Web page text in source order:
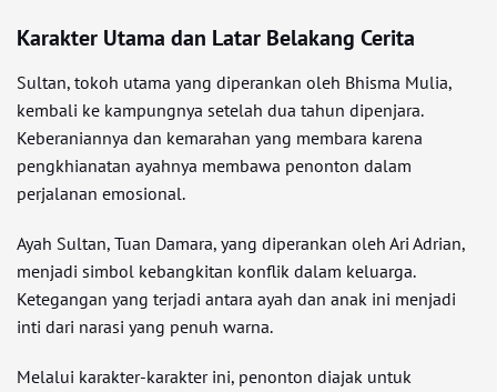
Karakter Utama dan Latar Belakang Cerita
Sultan, tokoh utama yang diperankan oleh Bhisma Mulia,
kembali ke kampungnya setelah dua tahun dipenjara.
Keberaniannya dan kemarahan yang membara karena
pengkhianatan ayahnya membawa penonton dalam
perjalanan emosional.
Ayah Sultan, Tuan Damara, yang diperankan oleh Ari Adrian,
menjadi simbol kebangkitan konflik dalam keluarga.
Ketegangan yang terjadi antara ayah dan anak ini menjadi
inti dari narasi yang penuh warna.
Melalui karakter-karakter ini, penonton diajak untuk